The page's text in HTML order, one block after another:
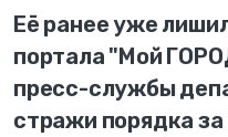
Её ранее уже
портала "Мой
пресс-службы
стражи порядка